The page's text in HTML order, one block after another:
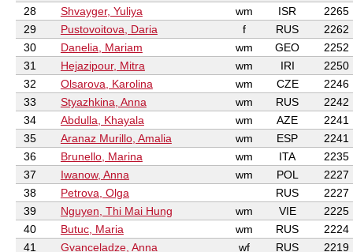
28
Shvayger, Yuliya wm ISR
2265
29
Pustovoitova, Daria f RUS
2262
30
Danelia, Mariam wm GEO
2252
31
Hejazipour, Mitra wm IRI
2250
32
Olsarova, Karolina wm CZE
2246
33
Styazhkina, Anna wm RUS
2242
34
Abdulla, Khayala wm AZE
2241
35
Aranaz Murillo, Amalia wm ESP
2241
36
Brunello, Marina wm ITA
2235
37
Iwanow, Anna wm POL
2227
38
Petrova, Olga RUS
2227
39
Nguyen, Thi Mai Hung wm VIE
2225
40
Butuc, Maria wm RUS
2224
41
Gvanceladze, Anna wf RUS 2219